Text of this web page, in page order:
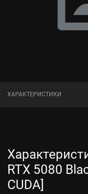
ХАРАКТЕРИСТИКИ
RTX 5080
CUDA]